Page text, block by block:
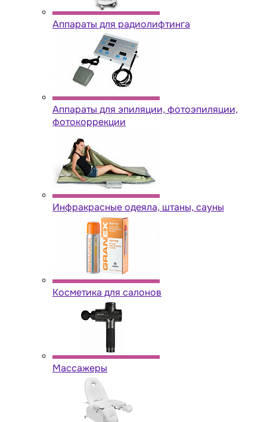
Аппараты для радиолифтинга
Аппараты для эпиляции, фотоэпиляции,
фотокоррекции
Инфракрасные одеяла, штаны, сауны
Косметика для салонов
Массажеры